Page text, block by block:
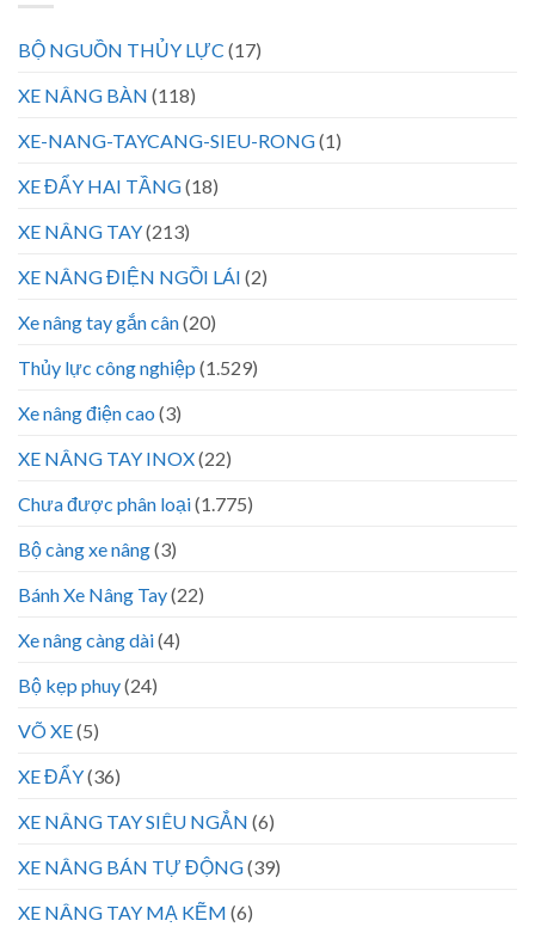
BỘ NGUỒN THỦY LỰC (17)
XE NÂNG BÀN (118)
XE-NANG-TAYCANG-SIEU-RONG(1)
XE ĐẨY HAI TẦNG(18)
XE NÂNG TAY(213)
XE NÂNG ĐIỆN NGỒI LÁI (2)
Xe nâng tay gắn cân(20)
Thủy lực công nghiệp (1.529)
Xe nâng điện cao (3)
XE NÂNG TAY INOX(22)
Chưa được phân loại(1.775)
Bộ càng xe nâng(3)
Bánh Xe Nâng Tay(22)
Xe nâng càng dài(4)
Bộ kẹp phuy(24)
VÕ XE(5)
XE ĐẨY(36)
XE NÂNG TAY SIÊU NGẮN (6)
XE NÂNG BÁN TỰ ĐỘNG(39)
XE NÂNG TAY MẠ KẼM (6)